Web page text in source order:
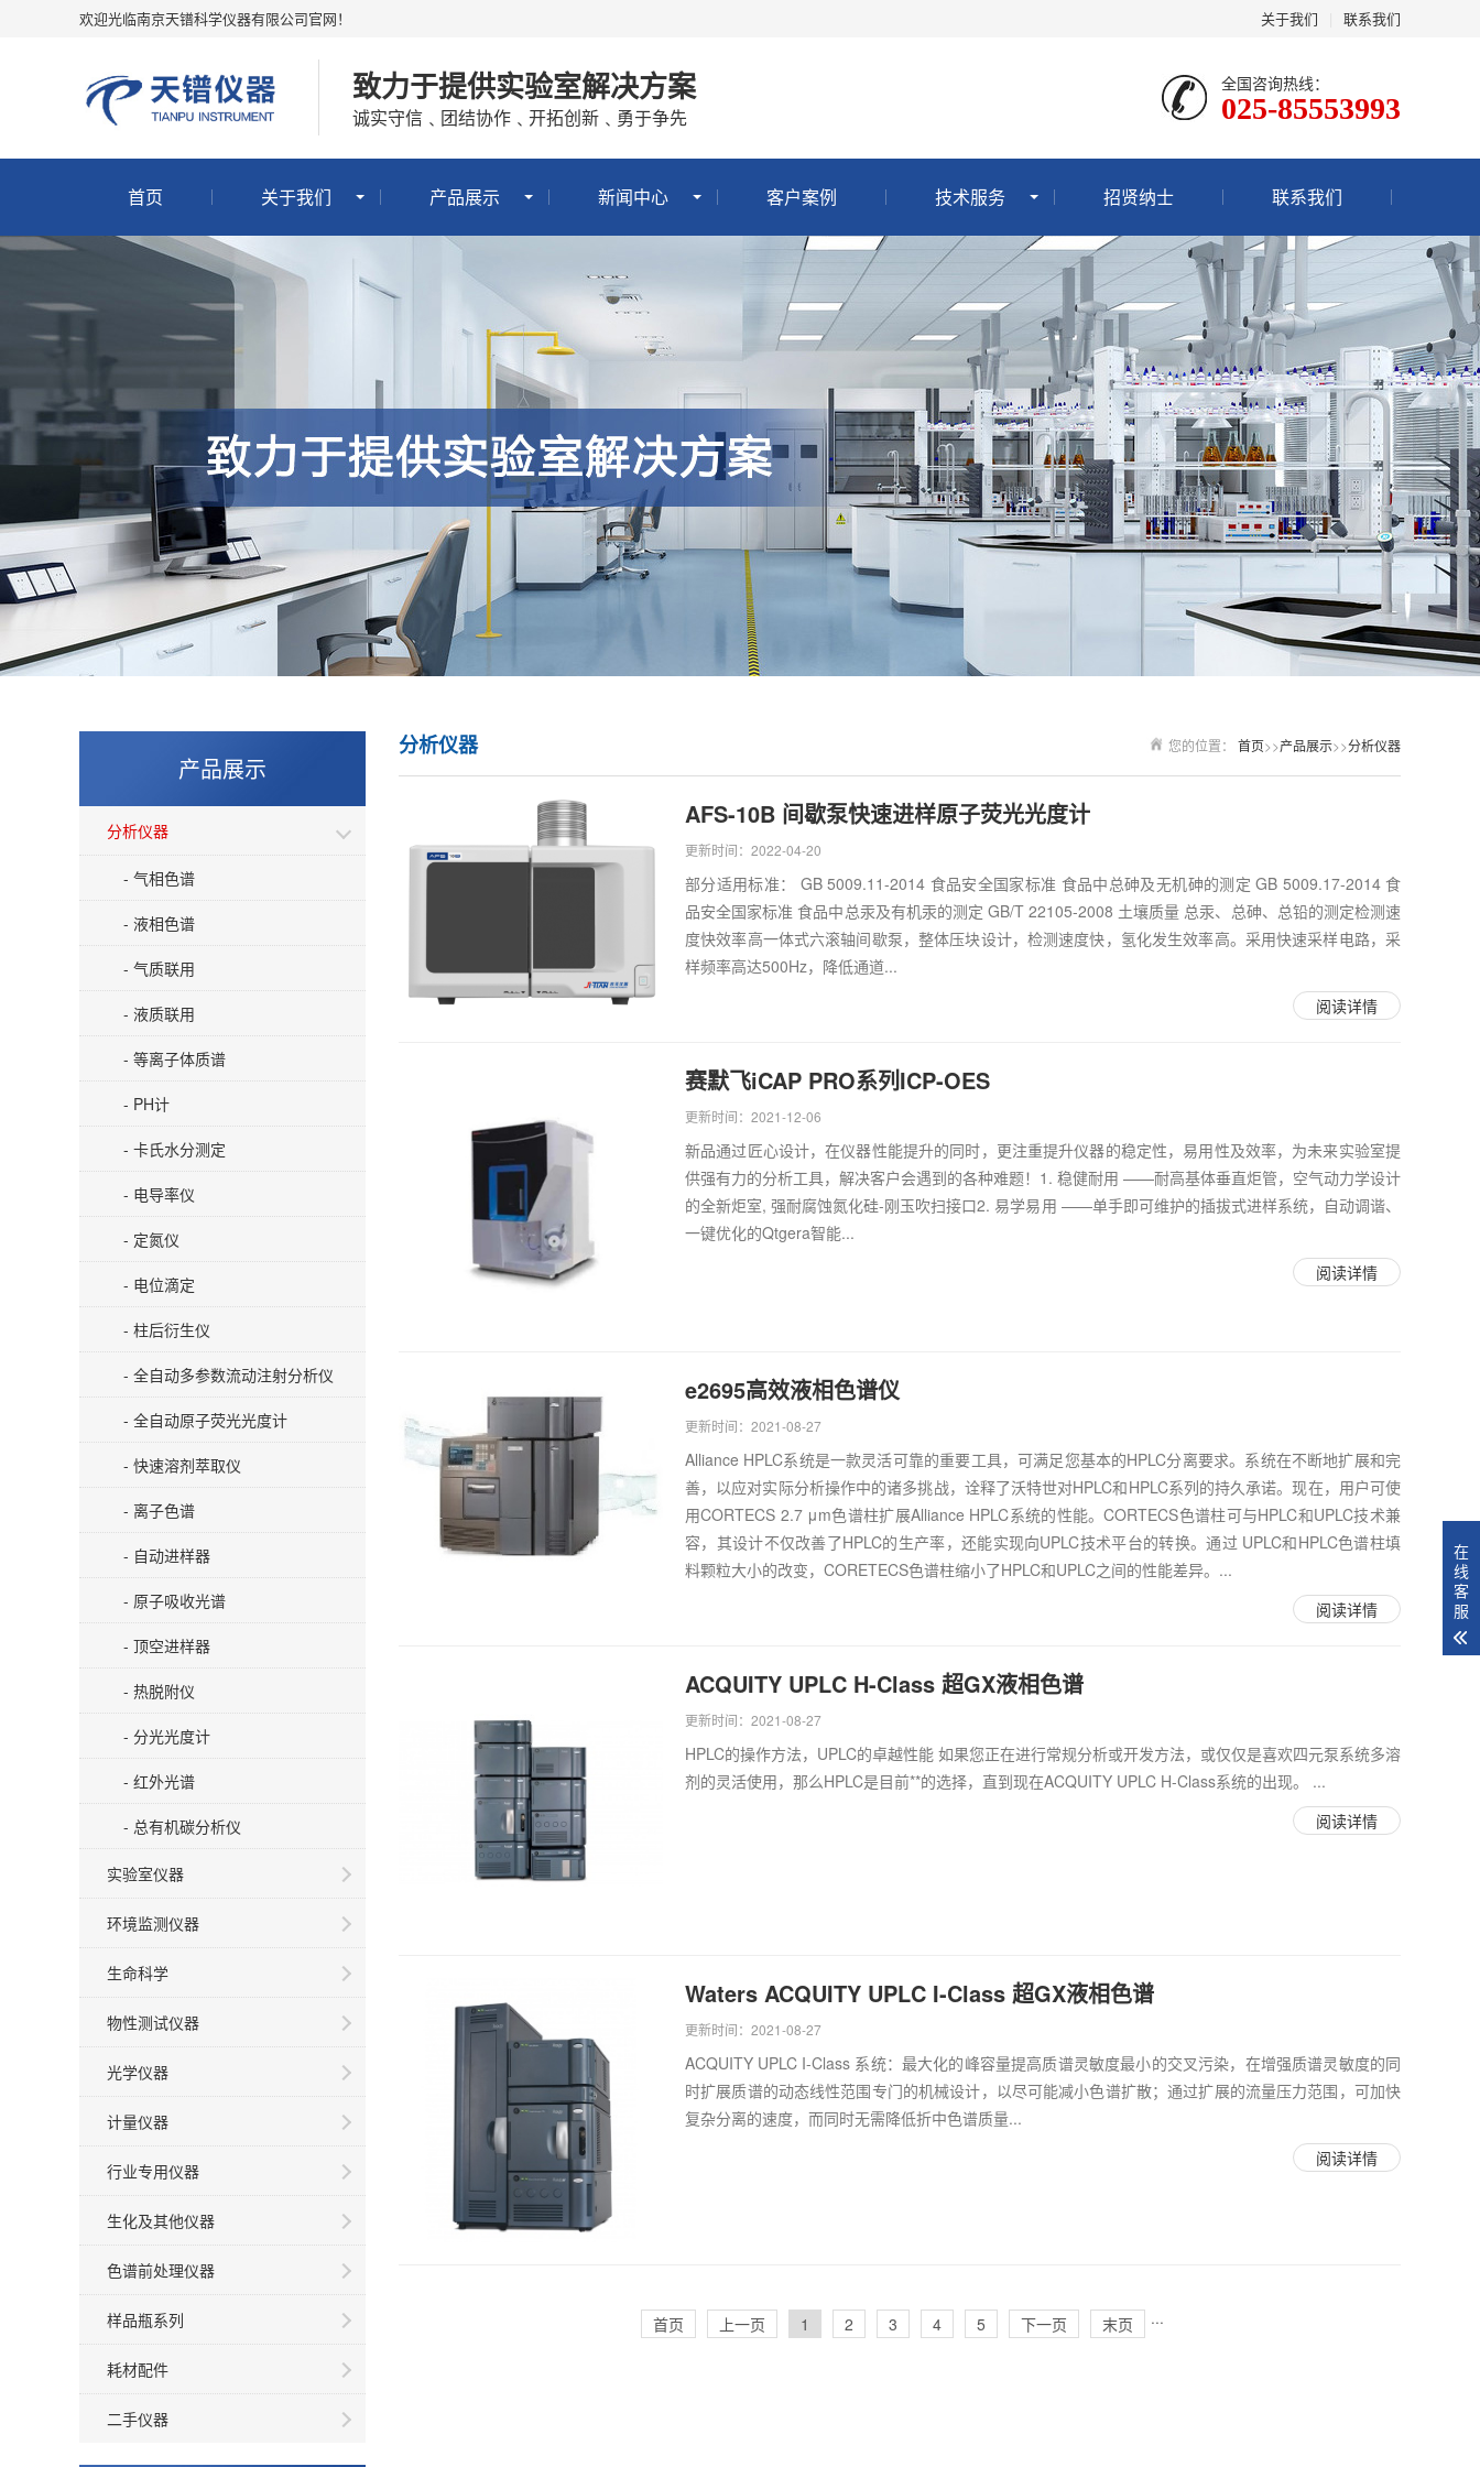
关于我们 联系我们
欢迎光临南京天镨科学仪器有限公司官网！
致力于提供实验室解决方案
诚实守信﹑团结协作﹑开拓创新﹑勇于争先
全国咨询热线：
025-85553993
首页 关于我们 产品展示 新闻中心 客户案例 技术服务 招贤纳士 联系我们
产品展示
分析仪器
- 气相色谱
- 液相色谱
- 气质联用
- 液质联用
- 等离子体质谱
- PH计
- 卡氏水分测定
- 电导率仪
- 定氮仪
- 电位滴定
- 柱后衍生仪
- 全自动多参数流动注射分析仪
- 全自动原子荧光光度计
- 快速溶剂萃取仪
- 离子色谱
- 自动进样器
- 原子吸收光谱
- 顶空进样器
- 热脱附仪
- 分光光度计
- 红外光谱
- 总有机碳分析仪
实验室仪器
环境监测仪器
生命科学
物性测试仪器
光学仪器
计量仪器
行业专用仪器
生化及其他仪器
色谱前处理仪器
样品瓶系列
耗材配件
二手仪器
您的位置： 首页>>产品展示>>分析仪器
分析仪器
AFS-10B 间歇泵快速进样原子荧光光度计
更新时间：2022-04-20
部分适用标准： GB 5009.11-2014 食品安全国家标准 食品中总砷及无机砷的测定 GB 5009.17-2014 食
品安全国家标准 食品中总汞及有机汞的测定 GB/T 22105-2008 土壤质量 总汞、总砷、总铅的测定检测速
度快效率高一体式六滚轴间歇泵，整体压块设计，检测速度快，氢化发生效率高。采用快速采样电路，采
样频率高达500Hz，降低通道...
阅读详情
赛默飞iCAP PRO系列ICP-OES
更新时间：2021-12-06
新品通过匠心设计，在仪器性能提升的同时，更注重提升仪器的稳定性，易用性及效率，为未来实验室提
供强有力的分析工具，解决客户会遇到的各种难题！1. 稳健耐用 ——耐高基体垂直炬管，空气动力学设计
的全新炬室, 强耐腐蚀氮化硅-刚玉吹扫接口2. 易学易用 ——单手即可维护的插拔式进样系统，自动调谐、
一键优化的Qtgera智能...
阅读详情
e2695高效液相色谱仪
更新时间：2021-08-27
Alliance HPLC系统是一款灵活可靠的重要工具，可满足您基本的HPLC分离要求。系统在不断地扩展和完
善，以应对实际分析操作中的诸多挑战，诠释了沃特世对HPLC和HPLC系列的持久承诺。现在，用户可使
用CORTECS 2.7 μm色谱柱扩展Alliance HPLC系统的性能。CORTECS色谱柱可与HPLC和UPLC技术兼
容，其设计不仅改善了HPLC的生产率，还能实现向UPLC技术平台的转换。通过 UPLC和HPLC色谱柱填
料颗粒大小的改变，CORETECS色谱柱缩小了HPLC和UPLC之间的性能差异。...
阅读详情
ACQUITY UPLC H-Class 超GX液相色谱
更新时间：2021-08-27
HPLC的操作方法，UPLC的卓越性能 如果您正在进行常规分析或开发方法，或仅仅是喜欢四元泵系统多溶
剂的灵活使用，那么HPLC是目前**的选择，直到现在ACQUITY UPLC H-Class系统的出现。 ...
阅读详情
Waters ACQUITY UPLC I-Class 超GX液相色谱
更新时间：2021-08-27
ACQUITY UPLC I-Class 系统：最大化的峰容量提高质谱灵敏度最小的交叉污染，在增强质谱灵敏度的同
时扩展质谱的动态线性范围专门的机械设计，以尽可能减小色谱扩散；通过扩展的流量压力范围，可加快
复杂分离的速度，而同时无需降低折中色谱质量...
阅读详情
首页 上一页 1 2 3 4 5 ···
下一页 末页
在
线
客
服